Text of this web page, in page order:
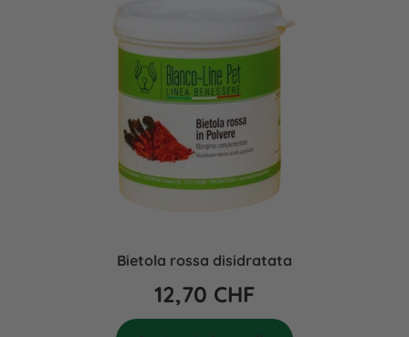
Bietola rossa disidratata
12,70 CHF